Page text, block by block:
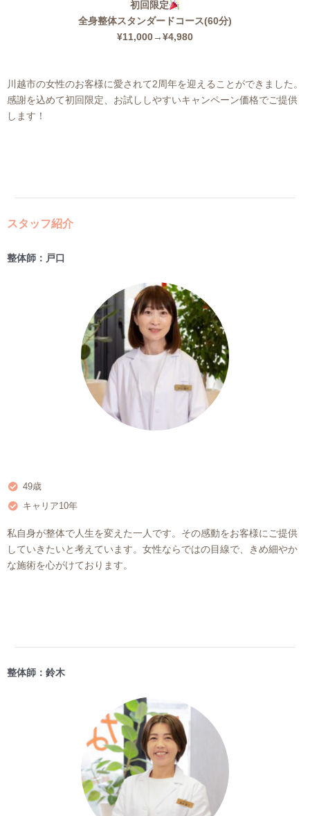
初回限定
全身整体スタンダードコース(60分)
¥11,000→¥4,980
川越市の女性のお客様に愛されて2周年を迎えることができました。
感謝を込めて初回限定、お試ししやすいキャンペーン価格でご提供
します！
スタッフ紹介​
整体師：戸口
49歳
キャリア10年
私自身が整体で人生を変えた一人です。その感動をお客様にご提供
していきたいと考えています。女性ならではの目線で、きめ細やか
な施術を心がけております。
整体師：鈴木